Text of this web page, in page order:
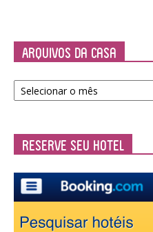
Arquivos da Casa
Arquivos
da
Reserve seu Hotel